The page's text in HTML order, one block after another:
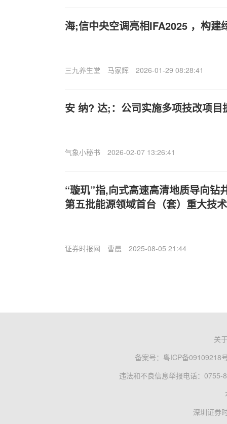
海;信中央空调亮相IFA2025 ，构建
三九养生堂 马家辉 2026-01-29 08:28:41
安 纳? 达;：公司实施多项技改项目
气象小秘书 2026-02-07 13:26:41
“璇玑”指,向式高速高清地质导向钻
第五批能源领域首台（套）重大技
证券时报网 曹晨 2025-08-05 21:44
关
备案号： 粤ICP备09109218
违法和不良信息举报电话：0755-
深圳证券